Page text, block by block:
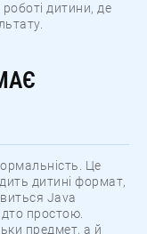
дитини, де
Це
дитині формат,
Java
простою.
предмет, а й